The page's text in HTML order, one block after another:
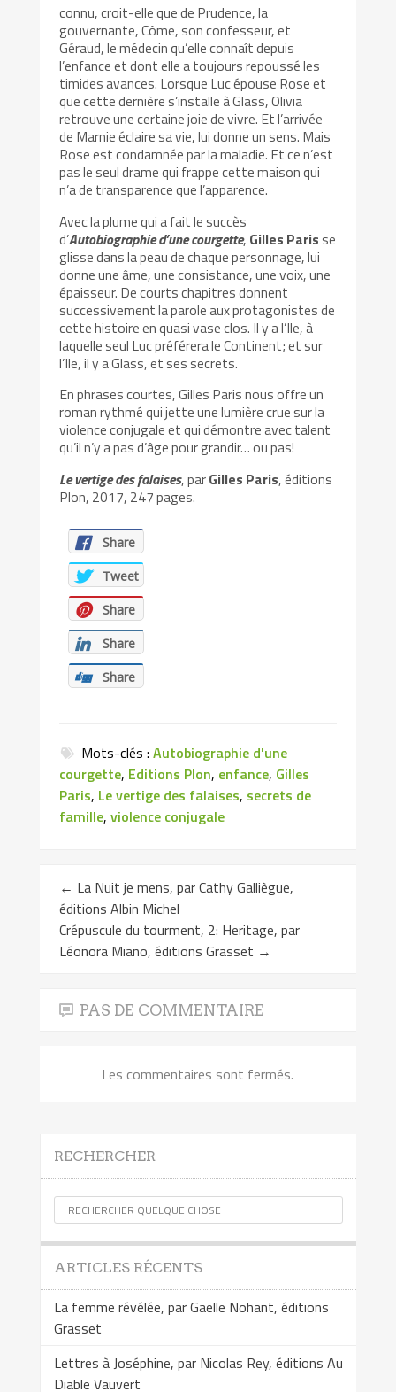
connu, croit-elle que de Prudence, la
gouvernante, Côme, son confesseur, et
Géraud, le médecin qu’elle connaît depuis
l’enfance et dont elle a toujours repoussé les
timides avances. Lorsque Luc épouse Rose et
que cette dernière s’installe à Glass, Olivia
retrouve une certaine joie de vivre. Et l’arrivée
de Marnie éclaire sa vie, lui donne un sens. Mais
Rose est condamnée par la maladie. Et ce n’est
pas le seul drame qui frappe cette maison qui
n’a de transparence que l’apparence.
Avec la plume qui a fait le succès
d’Autobiographie d’une courgette, Gilles Paris se
glisse dans la peau de chaque personnage, lui
donne une âme, une consistance, une voix, une
épaisseur. De courts chapitres donnent
successivement la parole aux protagonistes de
cette histoire en quasi vase clos. Il y a l’Ile, à
laquelle seul Luc préférera le Continent; et sur
l’Ile, il y a Glass, et ses secrets.
En phrases courtes, Gilles Paris nous offre un
roman rythmé qui jette une lumière crue sur la
violence conjugale et qui démontre avec talent
qu’il n’y a pas d’âge pour grandir… ou pas!
Le vertige des falaises, parGilles Paris, éditions
Plon, 2017, 247 pages.
Share
Tweet
Share
Share
Share
Mots-clés :Autobiographie d'une
courgette, Editions Plon, enfance, Gilles
Paris, Le vertige des falaises, secrets de
famille,violence conjugale
← La Nuit je mens, par Cathy Galliègue,
éditions Albin Michel
Crépuscule du tourment, 2: Heritage, par
Léonora Miano, éditions Grasset →
PAS DE COMMENTAIRE
Les commentaires sont fermés.
RECHERCHER
ARTICLES RÉCENTS
La femme révélée, par Gaëlle Nohant, éditions
Grasset
Lettres à Joséphine, par Nicolas Rey, éditions Au
Diable Vauvert